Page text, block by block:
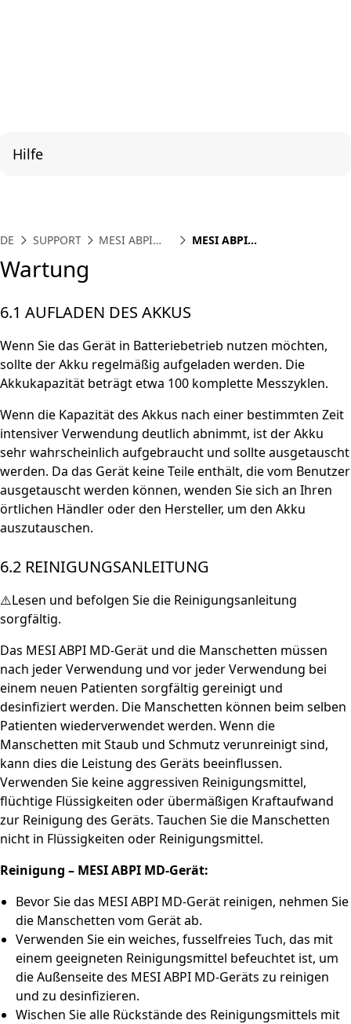
Hilfe
DE SUPPORT
MESI ABPI
MESI ABPI
Wartung
6.1 AUFLADEN DES AKKUS
Wenn Sie das Gerät in Batteriebetrieb nutzen möchten,
sollte der Akku regelmäßig aufgeladen werden. Die
Akkukapazität beträgt etwa 100 komplette Messzyklen.
Wenn die Kapazität des Akkus nach einer bestimmten Zeit
intensiver Verwendung deutlich abnimmt, ist der Akku
sehr wahrscheinlich aufgebraucht und sollte ausgetauscht
werden. Da das Gerät keine Teile enthält, die vom Benutzer
ausgetauscht werden können, wenden Sie sich an Ihren
örtlichen Händler oder den Hersteller, um den Akku
auszutauschen.
6.2 REINIGUNGSANLEITUNG
⚠️Lesen und befolgen Sie die Reinigungsanleitung
sorgfältig.
Das MESI ABPI MD-Gerät und die Manschetten müssen
nach jeder Verwendung und vor jeder Verwendung bei
einem neuen Patienten sorgfältig gereinigt und
desinfiziert werden. Die Manschetten können beim selben
Patienten wiederverwendet werden. Wenn die
Manschetten mit Staub und Schmutz verunreinigt sind,
kann dies die Leistung des Geräts beeinflussen.
Verwenden Sie keine aggressiven Reinigungsmittel,
flüchtige Flüssigkeiten oder übermäßigen Kraftaufwand
zur Reinigung des Geräts. Tauchen Sie die Manschetten
nicht in Flüssigkeiten oder Reinigungsmittel.
Reinigung – MESI ABPI MD-Gerät:
Bevor Sie das MESI ABPI MD-Gerät reinigen, nehmen Sie
die Manschetten vom Gerät ab.
Verwenden Sie ein weiches, fusselfreies Tuch, das mit
einem geeigneten Reinigungsmittel befeuchtet ist, um
die Außenseite des MESI ABPI MD-Geräts zu reinigen
und zu desinfizieren.
Wischen Sie alle Rückstände des Reinigungsmittels mit